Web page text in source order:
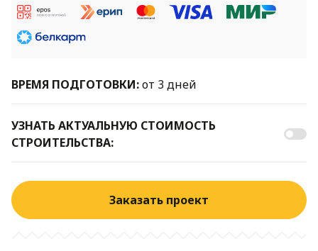
ВРЕМЯ ПОДГОТОВКИ:от 3 дней
УЗНАТЬ АКТУАЛЬНУЮ СТОИМОСТЬ
СТРОИТЕЛЬСТВА:
Заказать проект